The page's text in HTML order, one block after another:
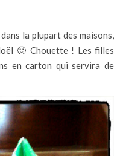
🙂 Chouette ! Les filles
en carton qui servira de